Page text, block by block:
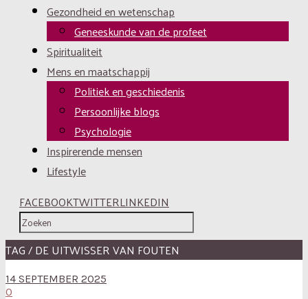
Gezondheid en wetenschap
Geneeskunde van de profeet
Spiritualiteit
Mens en maatschappij
Politiek en geschiedenis
Persoonlijke blogs
Psychologie
Inspirerende mensen
Lifestyle
FACEBOOKTWITTERLINKEDIN
TAG / DE UITWISSER VAN FOUTEN
14 SEPTEMBER 2025
0